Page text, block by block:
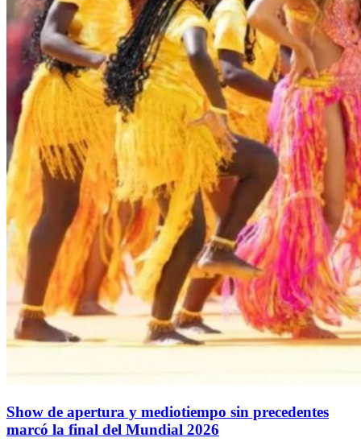
Show de apertura y mediotiempo sin precedentes
marcó la final del Mundial 2026